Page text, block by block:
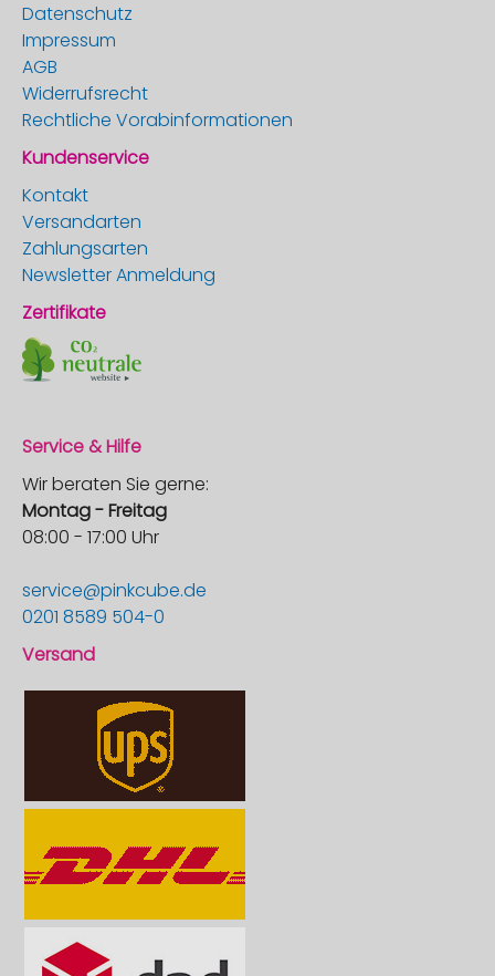
Datenschutz
Impressum
AGB
Widerrufsrecht
Rechtliche Vorabinformationen
Kundenservice
Kontakt
Versandarten
Zahlungsarten
Newsletter Anmeldung
Zertifikate
Service & Hilfe
Wir beraten Sie gerne:
Montag - Freitag
08:00 - 17:00 Uhr
service@pinkcube.de
0201 8589 504-0
Versand